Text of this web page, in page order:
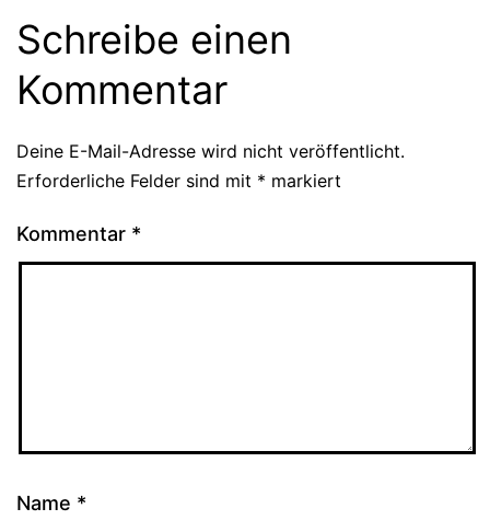
Schreibe einen
Kommentar
Deine E-Mail-Adresse wird nicht veröffentlicht.
Erforderliche Felder sind mit * markiert
Kommentar *
Name *